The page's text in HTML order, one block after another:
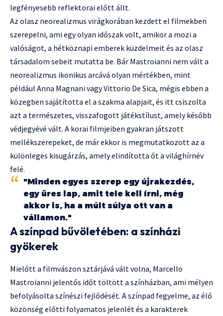
legfényesebb reflektorai előtt állt.
Az olasz neorealizmus virágkorában kezdett el filmekben
szerepelni, ami egy olyan időszak volt, amikor a mozi a
valóságot, a hétköznapi emberek küzdelmeit és az olasz
társadalom sebeit mutatta be. Bár Mastroianni nem vált a
neorealizmus ikonikus arcává olyan mértékben, mint
például Anna Magnani vagy Vittorio De Sica, mégis ebben a
közegben sajátította el a szakma alapjait, és itt csiszolta
azt a természetes, visszafogott játékstílust, amely később
védjegyévé vált. A korai filmjeiben gyakran játszott
mellékszerepeket, de már ekkor is megmutatkozott az a
különleges kisugárzás, amely elindította őt a világhírnév
felé.
"Minden egyes szerep egy újrakezdés,
egy üres lap, amit tele kell írni, még
akkor is, ha a múlt súlya ott van a
vállamon."
A színpad bűvöletében: a színházi
gyökerek
Mielőtt a filmvászon sztárjává vált volna, Marcello
Mastroianni jelentős időt töltött a színházban, ami mélyen
befolyásolta színészi fejlődését. A színpad fegyelme, az élő
közönség előtti folyamatos jelenlét és a karakterek